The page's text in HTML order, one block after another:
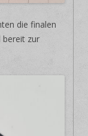
die finalen
bereit zur